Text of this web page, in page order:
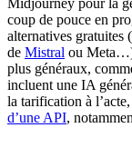
coup de pouce en
alternatives
de Mistral ou
plus généraux,
incluent une IA
la tarification à
d’une API,